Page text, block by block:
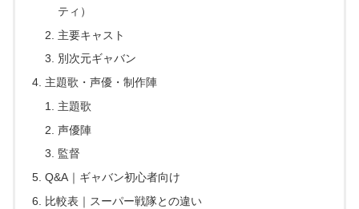
ティ）
主要キャスト
別次元ギャバン
主題歌・声優・制作陣
主題歌
声優陣
監督
Q&A｜ギャバン初心者向け
比較表｜スーパー戦隊との違い